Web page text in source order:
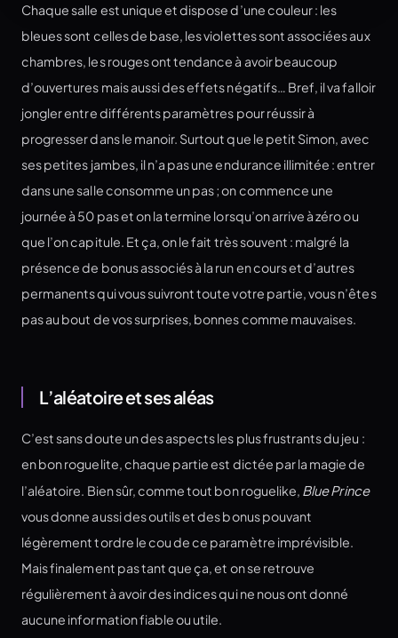
Chaque salle est unique et dispose d’une couleur : les
bleues sont celles de base, les violettes sont associées aux
chambres, les rouges ont tendance à avoir beaucoup
d’ouvertures mais aussi des effets négatifs… Bref, il va falloir
jongler entre différents paramètres pour réussir à
progresser dans le manoir. Surtout que le petit Simon, avec
ses petites jambes, il n’a pas une endurance illimitée : entrer
dans une salle consomme un pas ; on commence une
journée à 50 pas et on la termine lorsqu’on arrive à zéro ou
que l’on capitule. Et ça, on le fait très souvent : malgré la
présence de bonus associés à la run en cours et d’autres
permanents qui vous suivront toute votre partie, vous n’êtes
pas au bout de vos surprises, bonnes comme mauvaises.
L’aléatoire et ses aléas
C’est sans doute un des aspects les plus frustrants du jeu :
en bon roguelite, chaque partie est dictée par la magie de
l’aléatoire. Bien sûr, comme tout bon roguelike, Blue Prince
vous donne aussi des outils et des bonus pouvant
légèrement tordre le cou de ce paramètre imprévisible.
Mais finalement pas tant que ça, et on se retrouve
régulièrement à avoir des indices qui ne nous ont donné
aucune information fiable ou utile.